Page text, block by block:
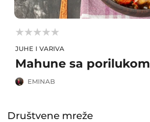



JUHE I VARIVA
Mahune sa porilukom
EMINAB
Društvene mreže